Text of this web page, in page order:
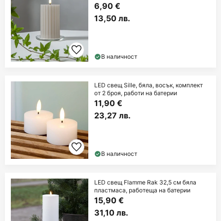
6,90 €
13,50 лв.
В наличност
LED свещ Sille, бяла, восък, комплект
от 2 броя, работи на батерии
11,90 €
23,27 лв.
В наличност
LED свещ Flamme Rak 32,5 см бяла
пластмаса, работеща на батерии
15,90 €
31,10 лв.